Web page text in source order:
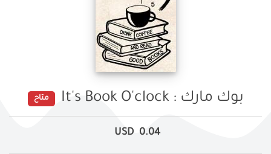
بوك مارك : It's Book O'clock متاح
0.04
USD